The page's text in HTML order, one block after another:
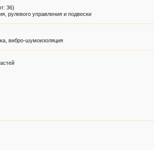
36)
рулевого управления и подвески
вибро-шумоизоляция